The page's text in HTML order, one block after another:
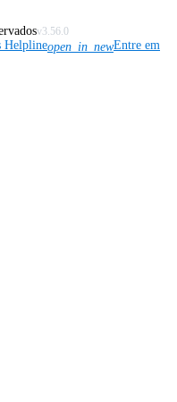
v3.56.0
Helplineopen_in_newEntre em